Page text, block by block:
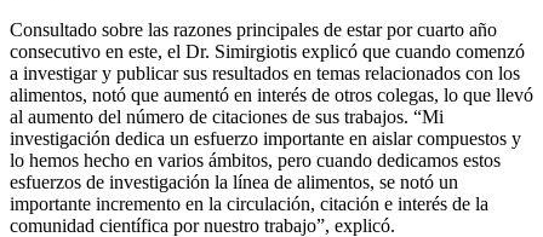
Consultado sobre las razones principales de estar por cuarto año
consecutivo en este, el Dr. Simirgiotis explicó que cuando comenzó
a investigar y publicar sus resultados en temas relacionados con los
alimentos, notó que aumentó en interés de otros colegas, lo que llevó
al aumento del número de citaciones de sus trabajos. “Mi
investigación dedica un esfuerzo importante en aislar compuestos y
lo hemos hecho en varios ámbitos, pero cuando dedicamos estos
esfuerzos de investigación la línea de alimentos, se notó un
importante incremento en la circulación, citación e interés de la
comunidad científica por nuestro trabajo”, explicó.